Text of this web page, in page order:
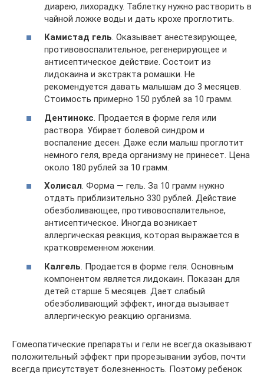
диарею, лихорадку. Таблетку нужно растворить в
чайной ложке воды и дать крохе проглотить.
Камистад гель. Оказывает анестезирующее,
противовоспалительное, регенерирующее и
антисептическое действие. Состоит из
лидокаина и экстракта ромашки. Не
рекомендуется давать малышам до 3 месяцев.
Стоимость примерно 150 рублей за 10 грамм.
Дентинокс. Продается в форме геля или
раствора. Убирает болевой синдром и
воспаление десен. Даже если малыш проглотит
немного геля, вреда организму не принесет. Цена
около 180 рублей за 10 грамм.
Холисал. Форма — гель. За 10 грамм нужно
отдать приблизительно 330 рублей. Действие
обезболивающее, противовоспалительное,
антисептическое. Иногда возникает
аллергическая реакция, которая выражается в
кратковременном жжении.
Калгель. Продается в форме геля. Основным
компонентом является лидокаин. Показан для
детей старше 5 месяцев. Дает слабый
обезболивающий эффект, иногда вызывает
аллергическую реакцию организма.
Гомеопатические препараты и гели не всегда оказывают
положительный эффект при прорезывании зубов, почти
всегда присутствует болезненность. Поэтому ребенок